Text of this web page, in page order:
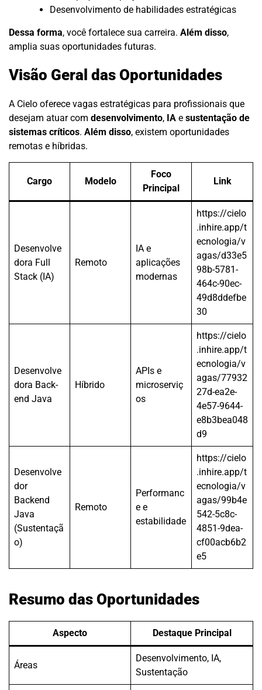
Desenvolvimento de habilidades estratégicas
Dessa forma, você fortalece sua carreira. Além disso,
amplia suas oportunidades futuras.
Visão Geral das Oportunidades
A Cielo oferece vagas estratégicas para profissionais que
desejam atuar com desenvolvimento, IA e sustentação de
sistemas críticos. Além disso, existem oportunidades
remotas e híbridas.
Cargo Modelo
Foco
Principal
Link
Desenvolve
dora Full
Stack (IA)
Remoto
IA e
aplicações
modernas
https://cielo
.inhire.app/t
ecnologia/v
agas/d33e5
98b-5781-
464c-90ec-
49d8ddefbe
30
Desenvolve
dora Back-
end Java
Híbrido
APIs e
microserviç
os
https://cielo
.inhire.app/t
ecnologia/v
agas/77932
27d-ea2e-
4e57-9644-
e8b3bea048
d9
Desenvolve
dor
Backend
Java
(Sustentaçã
o)
Remoto
Performanc
e e
estabilidade
https://cielo
.inhire.app/t
ecnologia/v
agas/99b4e
542-5c8c-
4851-9dea-
cf00acb6b2
e5
Resumo das Oportunidades
Aspecto Destaque Principal
Áreas
Desenvolvimento, IA,
Sustentação